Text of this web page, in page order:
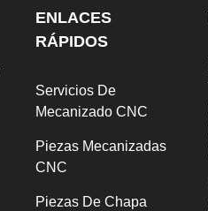
ENLACES
RÁPIDOS
Servicios De
Mecanizado CNC
Piezas Mecanizadas
CNC
Piezas De Chapa